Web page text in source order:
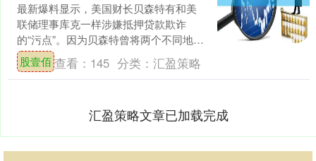
最新爆料显示，美国财长贝森特有和美
联储理事库克一样涉嫌抵押贷款欺诈
的“污点”。因为贝森特曾将两个不同地区
的房产均申报为“主要居所”股壹佰，这与
美国总统特朗普试图....
股壹佰查看： 145 分类： 汇盈策略
汇盈策略文章已加载完成